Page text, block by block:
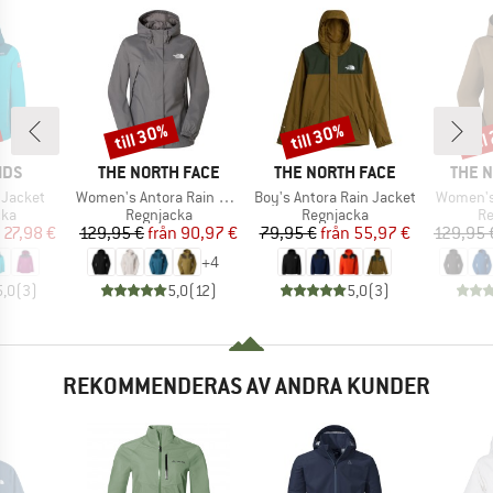
pris
27,98 €
(3)
VARUMÄRKE
THE NORTH FACE
Produkter
Women's Antora Rain Jacket
Produktgrupp
Regnjacka
Pris
129,95 € Reducerat pris
från 90,97 €
+4
5,0(12)
Rabatt
till 30%
VARUMÄRKE
THE NORTH FACE
Produkter
Boy's Antora Rain Jacket
Produktgrupp
Regnjacka
Pris
79,95 € Reducerat pris
från 55,97 €
5,0(3)
Rabatt
till 30%
THE
129,95
REKOMMENDERAS AV ANDRA KUNDER